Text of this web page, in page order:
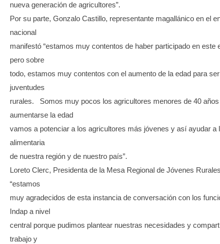
nueva generación de agricultores”.
Por su parte, Gonzalo Castillo, representante magallánico en el
nacional
manifestó “estamos muy contentos de haber participado en este
pero sobre
todo, estamos muy contentos con el aumento de la edad para
juventudes
rurales. Somos muy pocos los agricultores menores de 40
aumentarse la edad
vamos a potenciar a los agricultores más jóvenes y así ayudar a
alimentaria
de nuestra región y de nuestro país”.
Loreto Clerc, Presidenta de la Mesa Regional de Jóvenes
“estamos
muy agradecidos de esta instancia de conversación con los
Indap a nivel
central porque pudimos plantear nuestras necesidades y
trabajo y